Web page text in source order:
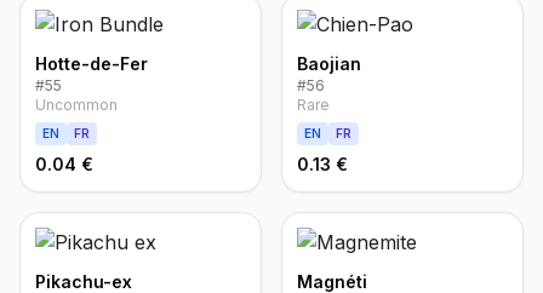
Hotte-de-Fer
#55
Uncommon
EN FR
0.04 €
Baojian
#56
Rare
EN FR
0.13 €
Pikachu-ex Magnéti